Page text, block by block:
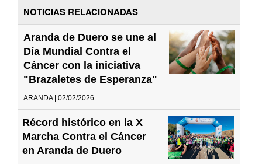
NOTICIAS RELACIONADAS
Aranda de Duero se une al
Día Mundial Contra el
Cáncer con la iniciativa
"Brazaletes de Esperanza"
ARANDA | 02/02/2026
Récord histórico en la X
Marcha Contra el Cáncer
en Aranda de Duero